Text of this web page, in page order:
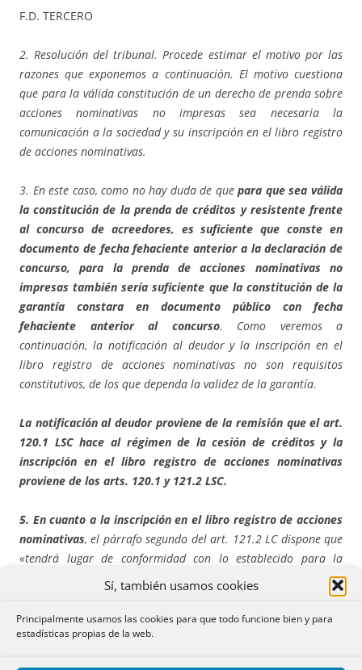
Sí, también usamos cookies
Principalmente usamos las cookies para que todo funcione bien y para
estadísticas propias de la web.
F.D. TERCERO
2. Resolución del tribunal. Procede estimar el motivo por las
razones que exponemos a continuación. El motivo cuestiona
que para la válida constitución de un derecho de prenda sobre
acciones nominativas no impresas sea necesaria la
comunicación a la sociedad y su inscripción en el libro registro
de acciones nominativas.
3. En este caso, como no hay duda de quepara que sea válida
la constitución de la prenda de créditos y resistente frente
al concurso de acreedores, es suficiente que conste en
documento de fecha fehaciente anterior a la declaración de
concurso,
para la prenda de acciones nominativas no
impresas también sería suficiente que la constitución de la
garantía constara en documento público con fecha
fehaciente anterior al concurso. Como veremos a
continuación, la notificación al deudor y la inscripción en el
libro registro de acciones nominativas no son requisitos
constitutivos, de los que dependa la validez de la garantía.
La notificación al deudor proviene de la remisión que el art.
120.1 LSC hace al régimen de la cesión de créditos y la
inscripción en el libro registro de acciones nominativas
proviene de los arts. 120.1 y 121.2 LSC.
5. En cuanto a la inscripción en el libro registro de acciones
nominativas, el párrafo segundo del art. 121.2 LC dispone que
«tendrá lugar de conformidad con lo establecido para la
transmisión en el artículo anterior». Y el párrafo segundo del
art. 120.1 LC se limita a decir que, «tratándose de acciones
nominativas, los administradores, una vez que resulte
acreditada la transmisión, la inscribirán de inmediato en el